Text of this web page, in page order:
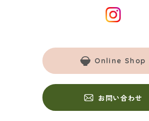
Online Shop
お問い合わせ